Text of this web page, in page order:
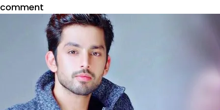
comment
क्या
Kick
2
में
नजर
आएंगे
बिग